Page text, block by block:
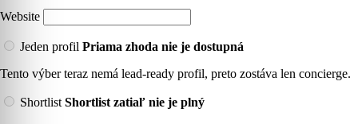
Website
Jeden profil Priama zhoda nie je dostupná
Tento výber teraz nemá lead-ready profil, preto zostáva len concierge.
Shortlist Shortlist zatiaľ nie je plný